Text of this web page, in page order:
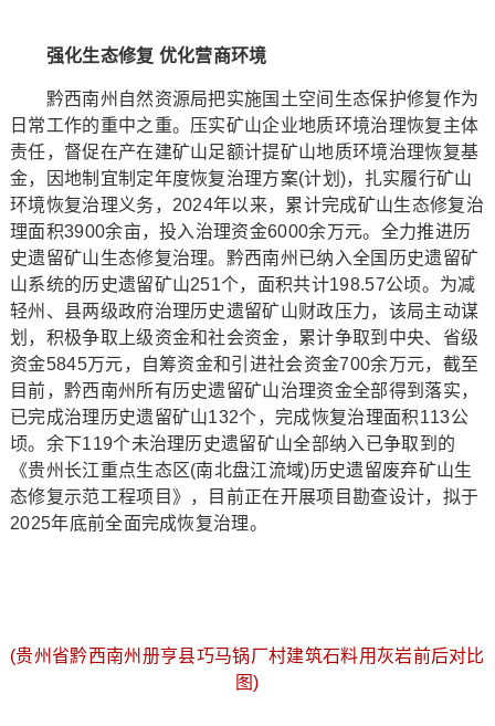
强化生态修复 优化营商环境
黔西南州自然资源局把实施国土空间生态保护修复作为
日常工作的重中之重。压实矿山企业地质环境治理恢复主体
责任，督促在产在建矿山足额计提矿山地质环境治理恢复基
金，因地制宜制定年度恢复治理方案(计划)，扎实履行矿山
环境恢复治理义务，2024年以来，累计完成矿山生态修复治
理面积3900余亩，投入治理资金6000余万元。全力推进历
史遗留矿山生态修复治理。黔西南州已纳入全国历史遗留矿
山系统的历史遗留矿山251个，面积共计198.57公顷。为减
轻州、县两级政府治理历史遗留矿山财政压力，该局主动谋
划，积极争取上级资金和社会资金，累计争取到中央、省级
资金5845万元，自筹资金和引进社会资金700余万元，截至
目前，黔西南州所有历史遗留矿山治理资金全部得到落实，
已完成治理历史遗留矿山132个，完成恢复治理面积113公
顷。余下119个未治理历史遗留矿山全部纳入已争取到的
《贵州长江重点生态区(南北盘江流域)历史遗留废弃矿山生
态修复示范工程项目》，目前正在开展项目勘查设计，拟于
2025年底前全面完成恢复治理。
(贵州省黔西南州册亨县巧马锅厂村建筑石料用灰岩前后对比
图)